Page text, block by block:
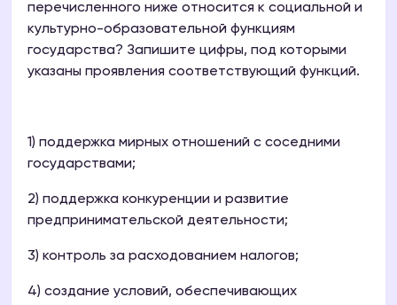
перечисленного ниже относится к социальной и
культурно-образовательной функциям
государства? Запишите цифры, под которыми
указаны проявления соответствующий функций.
1) поддержка мирных отношений с соседними
государствами;
2) поддержка конкуренции и развитие
предпринимательской деятельности;
3) контроль за расходованием налогов;
4) создание условий, обеспечивающих